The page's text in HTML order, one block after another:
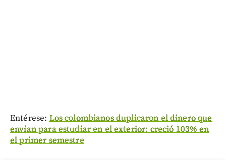
Entérese: Los colombianos duplicaron el dinero que
envían para estudiar en el exterior: creció 103% en
el primer semestre